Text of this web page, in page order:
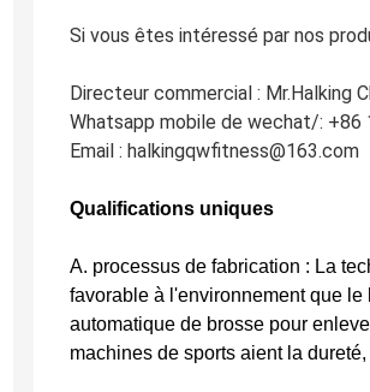
Si vous êtes intéressé par nos
Directeur commercial : Mr.Halking
Whatsapp mobile de wechat/: +86
Email : halkingqwfitness@163.com
Qualifications uniques
A. processus de fabrication : La
favorable à l'environnement que
automatique de brosse pour
machines de sports aient la